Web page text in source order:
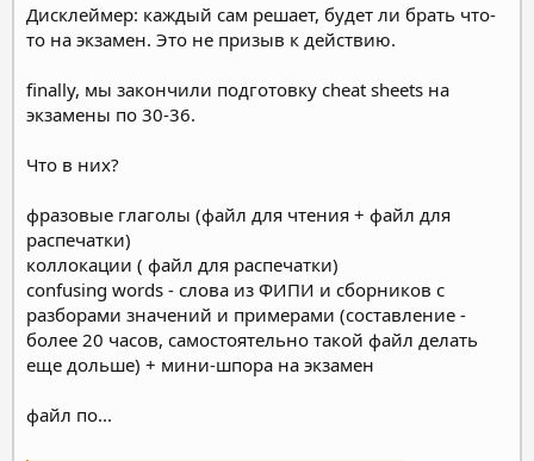
Дисклеймер: каждый сам решает, будет ли брать что-
то на экзамен. Это не призыв к действию.
finally, мы закончили подготовку cheat sheets на
экзамены по 30-36.
Что в них?
фразовые глаголы (файл для чтения + файл для
распечатки)
коллокации ( файл для распечатки)
confusing words - слова из ФИПИ и сборников с
разборами значений и примерами (составление -
более 20 часов, самостоятельно такой файл делать
еще дольше) + мини-шпора на экзамен
файл по...